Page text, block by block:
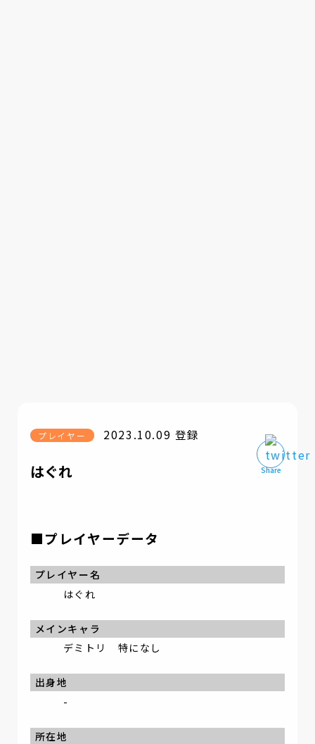
プレイヤー 2023.10.09 登録
はぐれ
■プレイヤーデータ
プレイヤー名
はぐれ
メインキャラ
デミトリ 特になし
出身地
-
所在地